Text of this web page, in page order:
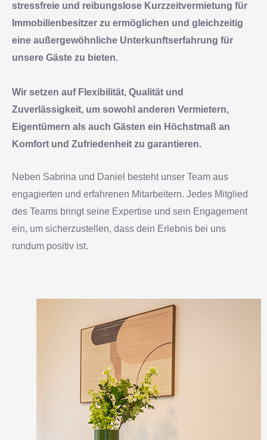
stressfreie und reibungslose Kurzzeitvermietung für
Immobilienbesitzer zu ermöglichen und gleichzeitig
eine außergewöhnliche Unterkunftserfahrung für
unsere Gäste zu bieten.
Wir setzen auf Flexibilität, Qualität und
Zuverlässigkeit, um sowohl anderen Vermietern,
Eigentümern als auch Gästen ein Höchstmaß an
Komfort und Zufriedenheit zu garantieren.
Neben Sabrina und Daniel besteht unser Team aus
engagierten und erfahrenen Mitarbeitern. Jedes Mitglied
des Teams bringt seine Expertise und sein Engagement
ein, um sicherzustellen, dass dein Erlebnis bei uns
rundum positiv ist.